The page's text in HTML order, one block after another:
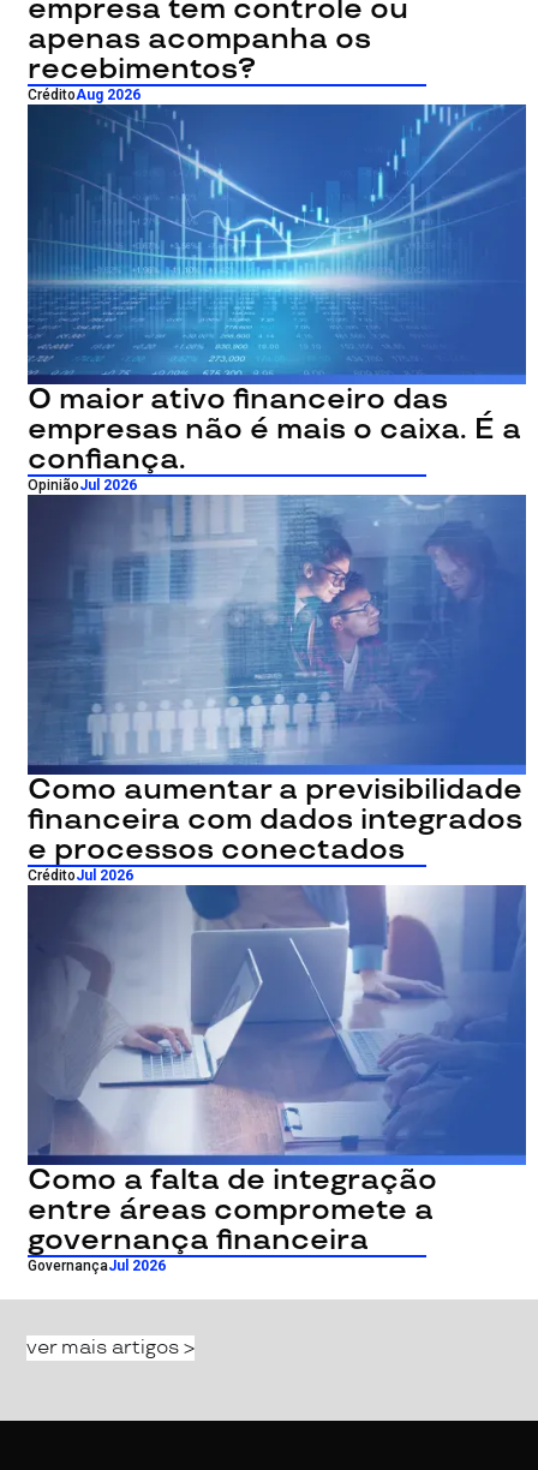
empresa tem controle ou
apenas acompanha os
recebimentos?
CréditoAug 2026
O maior ativo financeiro das
empresas não é mais o caixa. É a
confiança.
OpiniãoJul 2026
Como aumentar a previsibilidade
financeira com dados integrados
e processos conectados
CréditoJul 2026
Como a falta de integração
entre áreas compromete a
governança financeira
GovernançaJul 2026
ver mais artigos >